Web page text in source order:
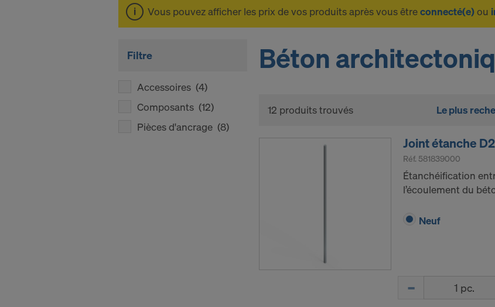
Vous pouvez afficher les prix de vos produits après vous êtreconnecté(e)ou
Filtre
Accessoires (4)
Composants (12)
Pièces d'ancrage (8)
Béton
12 produits trouvés Le plus
Joint étanche
Réf. 581839000
Étanchéification
l’écoulement du
Neuf